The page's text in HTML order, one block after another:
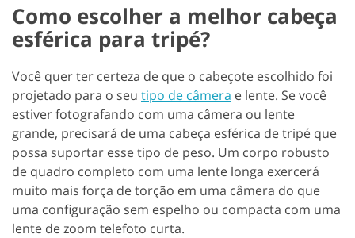
Como escolher a melhor cabeça
esférica para tripé?
Você quer ter certeza de que o cabeçote escolhido foi
projetado para o seu tipo de câmera e lente. Se você
estiver fotografando com uma câmera ou lente
grande, precisará de uma cabeça esférica de tripé que
possa suportar esse tipo de peso. Um corpo robusto
de quadro completo com uma lente longa exercerá
muito mais força de torção em uma câmera do que
uma configuração sem espelho ou compacta com uma
lente de zoom telefoto curta.